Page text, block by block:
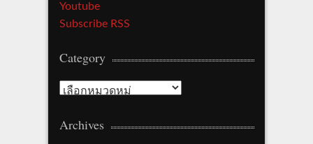
Youtube
Subscribe RSS
Category
Category
Archives